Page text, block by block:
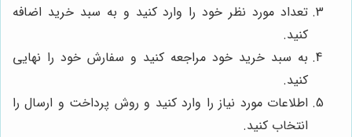
تعداد مورد نظر خود را وارد کنید و به سبد خرید اضافه
کنید.
به سبد خرید خود مراجعه کنید و سفارش خود را نهایی
کنید.
اطلاعات مورد نیاز را وارد کنید و روش پرداخت و ارسال را
انتخاب کنید.